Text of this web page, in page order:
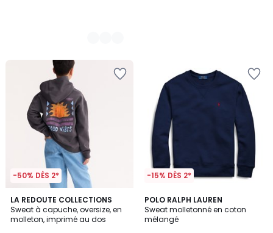
-50% DÈS 2*
LA REDOUTE COLLECTIONS
Sweat à capuche, oversize, en
molleton, imprimé au dos
-15% DÈS 2*
POLO RALPH LAUREN
Sweat molletonné en coton
mélangé
4
/
5
3
Couleurs